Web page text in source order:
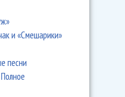
и «Смешарики»
песни